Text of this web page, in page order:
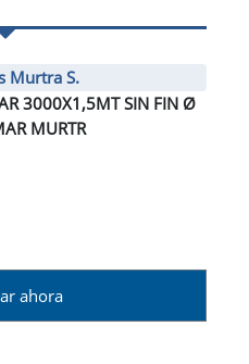
Murtra S.
3000X1,5MT SIN FIN Ø
MURTR
ahora